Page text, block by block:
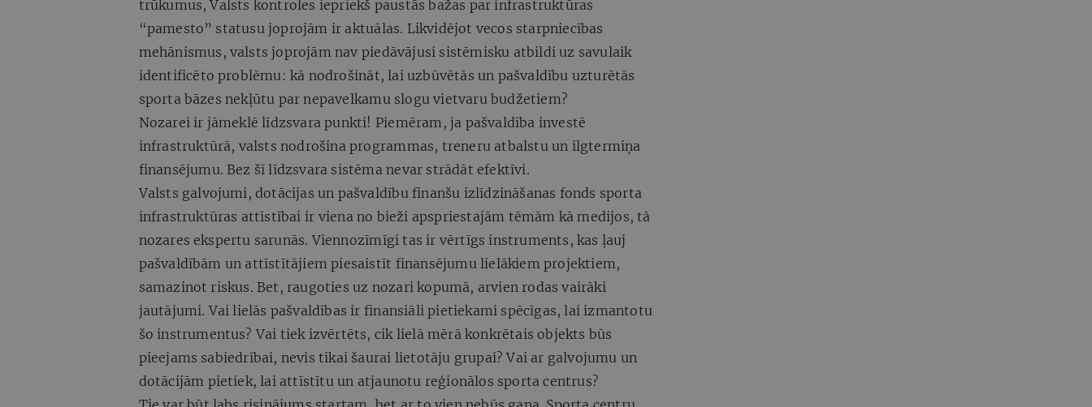
trūkumus, Valsts kontroles iepriekš paustās bažas par infrastruktūras
“pamesto” statusu joprojām ir aktuālas. Likvidējot vecos starpniecības
mehānismus, valsts joprojām nav piedāvājusi sistēmisku atbildi uz savulaik
identificēto problēmu: kā nodrošināt, lai uzbūvētās un pašvaldību uzturētās
sporta bāzes nekļūtu par nepavelkamu slogu vietvaru budžetiem?
Nozarei ir jāmeklē līdzsvara punkti! Piemēram, ja pašvaldība investē
infrastruktūrā, valsts nodrošina programmas, treneru atbalstu un ilgtermiņa
finansējumu. Bez šī līdzsvara sistēma nevar strādāt efektīvi.
Valsts galvojumi, dotācijas un pašvaldību finanšu izlīdzināšanas fonds sporta
infrastruktūras attīstībai ir viena no bieži apspriestajām tēmām kā medijos, tā
nozares ekspertu sarunās. Viennozīmīgi tas ir vērtīgs instruments, kas ļauj
pašvaldībām un attīstītājiem piesaistīt finansējumu lielākiem projektiem,
samazinot riskus. Bet, raugoties uz nozari kopumā, arvien rodas vairāki
jautājumi. Vai lielās pašvaldības ir finansiāli pietiekami spēcīgas, lai izmantotu
šo instrumentus? Vai tiek izvērtēts, cik lielā mērā konkrētais objekts būs
pieejams sabiedrībai, nevis tikai šaurai lietotāju grupai? Vai ar galvojumu un
dotācijām pietiek, lai attīstītu un atjaunotu reģionālos sporta centrus?